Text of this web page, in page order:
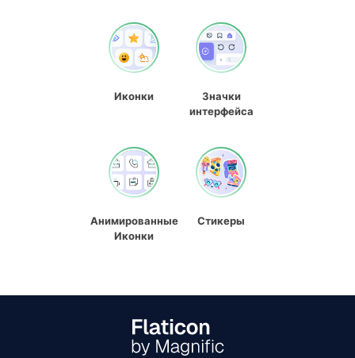
Иконки
Значки
интерфейса
Анимированные
Иконки
Стикеры